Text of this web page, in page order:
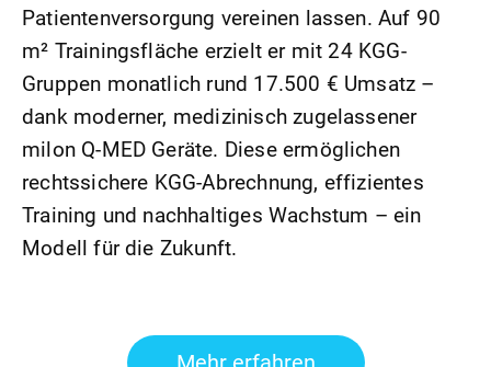
Patientenversorgung vereinen lassen. Auf 90
m² Trainingsfläche erzielt er mit 24 KGG-
Gruppen monatlich rund 17.500 € Umsatz –
dank moderner, medizinisch zugelassener
milon Q-MED Geräte. Diese ermöglichen
rechtssichere KGG-Abrechnung, effizientes
Training und nachhaltiges Wachstum – ein
Modell für die Zukunft.